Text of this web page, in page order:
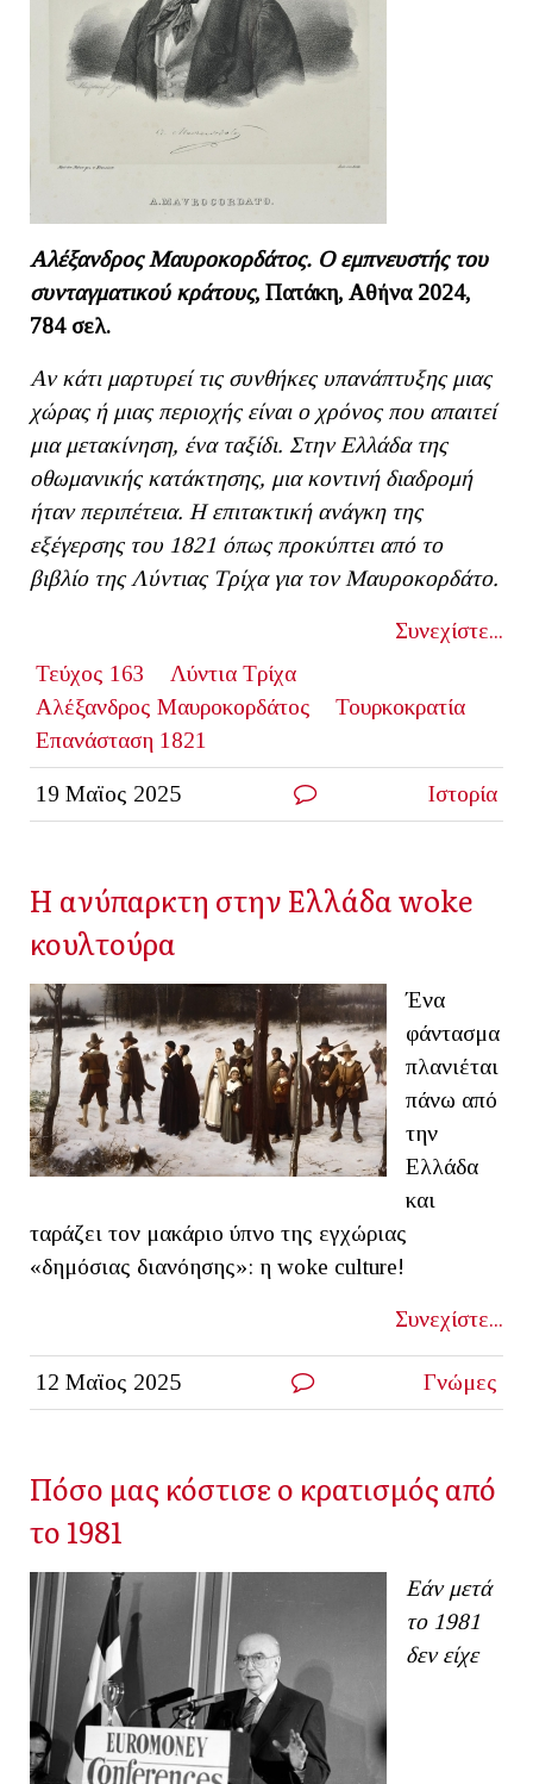
Αλέξανδρος Μαυροκορδάτος. Ο εμπνευστής του
συνταγματικού κράτους, Πατάκη, Αθήνα 2024,
784 σελ.
Αν κάτι μαρτυρεί τις συνθήκες υπανάπτυξης μιας
χώρας ή μιας περιοχής είναι ο χρόνος που απαιτεί
μια μετακίνηση, ένα ταξίδι. Στην Ελλάδα της
οθωμανικής κατάκτησης, μια κοντινή διαδρομή
ήταν περιπέτεια. Η επιτακτική ανάγκη της
εξέγερσης του 1821 όπως προκύπτει από το
βιβλίο της Λύντιας Τρίχα για τον Μαυροκορδάτο.
Συνεχίστε...
Τεύχος 163
Λύντια Τρίχα
Αλέξανδρος Μαυροκορδάτος
Τουρκοκρατία
Επανάσταση 1821
19 Μαϊος 2025 Ιστορία
Η ανύπαρκτη στην Ελλάδα woke
κουλτούρα
Ένα
φάντασμα
πλανιέται
πάνω από
την
Ελλάδα
και
ταράζει τον μακάριο ύπνο της εγχώριας
«δημόσιας διανόησης»: η woke culture!
Συνεχίστε...
12 Μαϊος 2025 Γνώμες
Πόσο μας κόστισε ο κρατισμός από
το 1981
Εάν μετά
το 1981
δεν είχε